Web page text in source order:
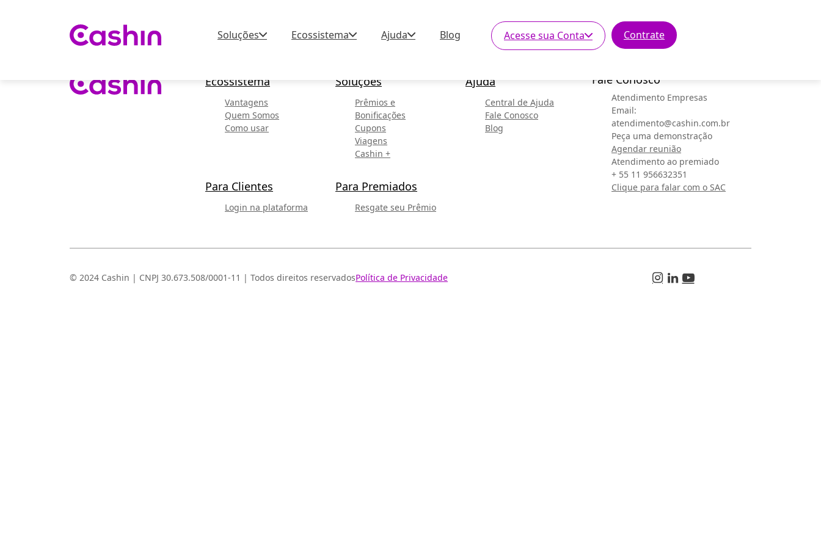
Soluções Ecossistema Ajuda Blog Acesse sua Conta Contrate
Ecossistema
Vantagens
Quem Somos
Como usar
Soluções
Prêmios e
Bonificações
Cupons
Viagens
Cashin +
Ajuda
Central de Ajuda
Fale Conosco
Blog
Para Clientes
Login na plataforma
Para Premiados
Resgate seu Prêmio
Fale Conosco
Atendimento Empresas
Email:
atendimento@cashin.com.br
Peça uma demonstração
Agendar reunião
Atendimento ao premiado
+ 55 11 956632351
Clique para falar com o SAC
© 2024 Cashin | CNPJ 30.673.508/0001-11 | Todos direitos reservadosPolítica de Privacidade